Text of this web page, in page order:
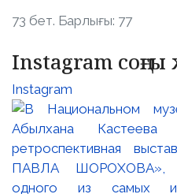
73 бет. Барлығы: 77
Instagram
Instagram